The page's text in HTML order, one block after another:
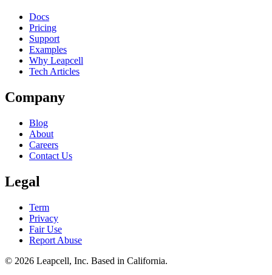
Docs
Pricing
Support
Examples
Why Leapcell
Tech Articles
Company
Blog
About
Careers
Contact Us
Legal
Term
Privacy
Fair Use
Report Abuse
© 2026 Leapcell, Inc. Based in California.